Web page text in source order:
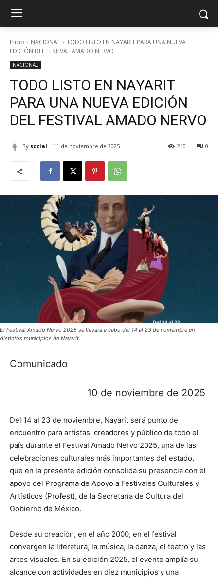
Inicio NACIONAL
TODO LISTO EN NAYARIT PARA UNA NUEVA
EDICIÓN DEL FESTIVAL AMADO NERVO
NACIONAL
TODO LISTO EN NAYARIT
PARA UNA NUEVA EDICIÓN
DEL FESTIVAL AMADO NERVO
By social 11 de noviembre de 2025 0
210
El Festival Amado Nervo 2025 se llevará a cabo del 14 al 23 de noviembre en
distintos municipios de Nayarit.
Comunicado
10 de noviembre de 2025
Del 14 al 23 de noviembre, Nayarit será punto de
encuentro para artistas, creadores y público de todo el
país durante el Festival Amado Nervo 2025, una de las
celebraciones culturales más importantes del estado,
que en la presente edición consolida su presencia con el
apoyo del Programa de Apoyo a Festivales Culturales y
Artísticos (Profest), de la Secretaría de Cultura del
Gobierno de México.
Desde su creación, en el año 2000, en el festival
convergen la literatura, la música, la danza, el teatro y las
artes visuales. En su edición 2025, el evento amplía su
alcance con actividades en diez municipios y una